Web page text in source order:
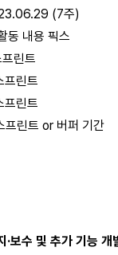
(7주)
동 내용 픽스
린트
린트
린트
린트 or 버퍼 기간
·보수 및 추가 기능 개